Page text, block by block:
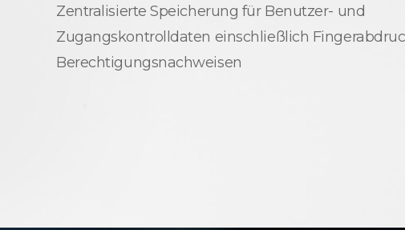
Zentralisierte Speicherung für Benutzer- und
Zugangskontrolldaten einschließlich
Berechtigungsnachweisen